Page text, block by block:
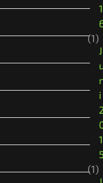
1
(1)
J
i
1
(1)